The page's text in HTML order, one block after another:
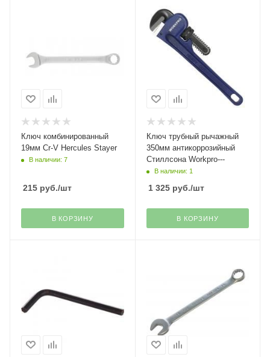
Ключ комбинированный
19мм Cr-V Hercules Stayer
В наличии: 7
215 руб./шт
В КОРЗИНУ
Ключ трубный рычажный
350мм антикоррозийный
Стиллсона Workpro---
В наличии: 1
1 325руб./шт
В КОРЗИНУ